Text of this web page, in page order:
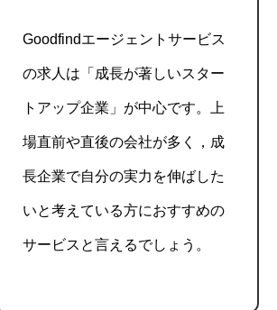
Goodfindエージェントサービス
の求人は「成長が著しいスター
トアップ企業」が中心です。上
場直前や直後の会社が多く，成
長企業で自分の実力を伸ばした
いと考えている方におすすめの
サービスと言えるでしょう。